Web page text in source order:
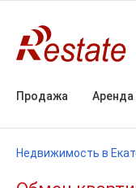
Продажа Аренда
Недвижимость в